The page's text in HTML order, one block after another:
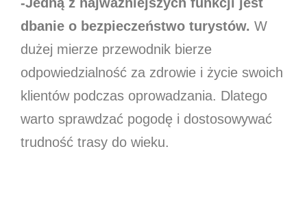
dbanie o bezpieczeństwo turystów. W
dużej mierze przewodnik bierze
odpowiedzialność za zdrowie i życie swoich
klientów podczas oprowadzania. Dlatego
warto sprawdzać pogodę i dostosowywać
trudność trasy do wieku.